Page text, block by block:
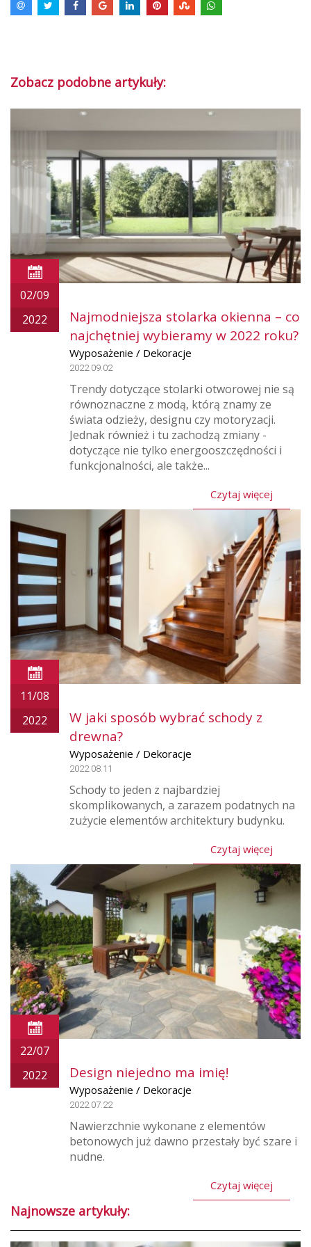
Zobacz podobne artykuły:
02/09
2022
Najmodniejsza stolarka okienna – co
najchętniej wybieramy w 2022 roku?
Wyposażenie / Dekoracje
2022.09.02
Trendy dotyczące stolarki otworowej nie są
równoznaczne z modą, którą znamy ze
świata odzieży, designu czy motoryzacji.
Jednak również i tu zachodzą zmiany -
dotyczące nie tylko energooszczędności i
funkcjonalności, ale także...
Czytaj więcej
11/08
2022
W jaki sposób wybrać schody z
drewna?
Wyposażenie / Dekoracje
2022.08.11
Schody to jeden z najbardziej
skomplikowanych, a zarazem podatnych na
zużycie elementów architektury budynku.
Czytaj więcej
22/07
2022
Design niejedno ma imię!
Wyposażenie / Dekoracje
2022.07.22
Nawierzchnie wykonane z elementów
betonowych już dawno przestały być szare i
nudne.
Czytaj więcej
Najnowsze artykuły: